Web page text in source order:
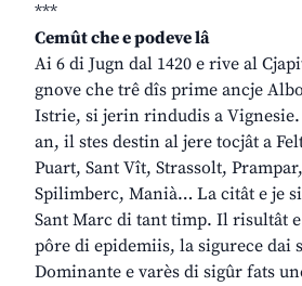
***
Cemût che e podeve lâ
Ai 6 di Jugn dal 1420 e rive al
gnove che trê dîs prime ancje
Istrie, si jerin rindudis a
an, il stes destin al jere tocjât a
Puart, Sant Vît, Strassolt,
Spilimberc, Manià… La citât e je
Sant Marc di tant timp. Il risultât
pôre di epidemiis, la sigurece dai
Dominante e varès di sigûr fats